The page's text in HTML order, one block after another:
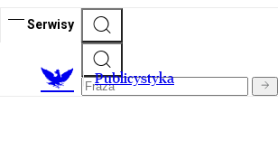
Serwisy
Publicystyka